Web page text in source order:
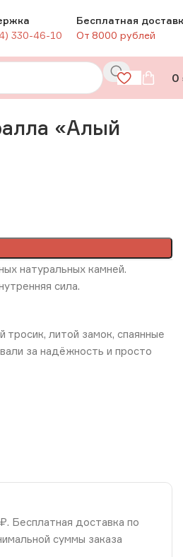
330-46-10
Бесплатная
От 8000 рублей
0
«Алый
натуральных камней.
сила.
литой замок, спаянные
за надёжность и просто
Бесплатная доставка по
суммы заказа